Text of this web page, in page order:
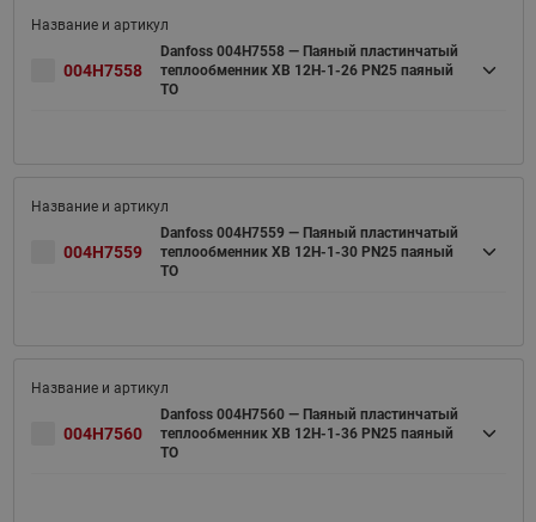
004H7558
Danfoss 004H7558 — Паяный пластинчатый
теплообменник XB 12H-1-26 PN25 паяный
ТО
004H7559
Danfoss 004H7559 — Паяный пластинчатый
теплообменник XB 12H-1-30 PN25 паяный
ТО
004H7560
Danfoss 004H7560 — Паяный пластинчатый
теплообменник XB 12H-1-36 PN25 паяный
ТО